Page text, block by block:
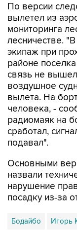
мониторинга
лесничестве.
экипаж при
районе
связь не
воздушное
вылета. На
человека, -
радиомаяк на
сработал,
подавал".
Основными
нарушение
посадку из-за
Бодайбо Игорь